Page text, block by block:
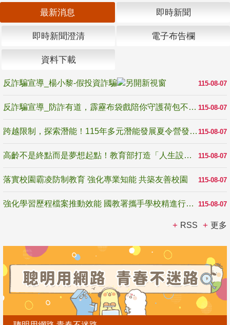
最新消息 即時新聞
即時新聞澄清 電子布告欄
資料下載
115-08-07
反詐騙宣導_楊小黎-假投資詐騙
115-08-07
反詐騙宣導_防詐有道，霹靂布袋戲陪你守護荷包不受騙
115-08-07
跨越限制，探索潛能！115年多元潛能發展夏令營發掘生命無限可能
115-08-07
高齡不是終點而是夢想起點！教育部打造「人生設計夢工場」 參展第3屆高齡健康產業博覽會
115-08-07
落實校園霸凌防制教育 強化專業知能 共築友善校園
115-08-07
強化學習歷程檔案推動效能 國教署攜手學校精進行政與教學支持
RSS 更多